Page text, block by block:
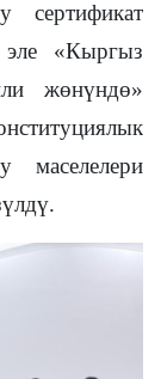
сертификат
«Кыргыз
жөнүндө»
маселелери